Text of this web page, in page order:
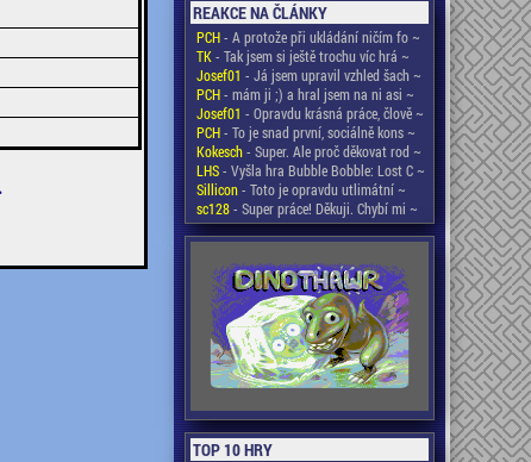
REAKCE NA ČLÁNKY
PCH- A protože při ukládání ničím fo ~
TK- Tak jsem si ještě trochu víc hrá ~
Josef01 - Já jsem upravil vzhled šach ~
PCH- mám ji ;) a hral jsem na ni asi ~
Josef01 - Opravdu krásná práce, člově ~
PCH- To je snad první, sociálně kons ~
Kokesch- Super. Ale proč děkovat rod ~
LHS- Vyšla hra Bubble Bobble: Lost C ~
Sillicon- Toto je opravdu utlimátní ~
sc128- Super práce! Děkuji. Chybí mi ~
TOP 10 HRY